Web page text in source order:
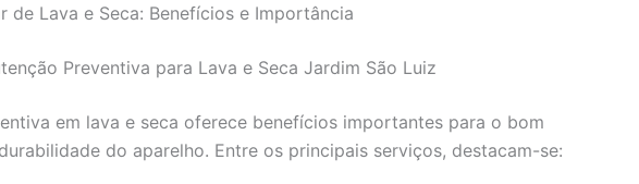
de Lava e Seca: Benefícios e Importância
Preventiva para Lava e Seca Jardim São Luiz
em lava e seca oferece benefícios importantes para o bom
do aparelho. Entre os principais serviços, destacam-se: